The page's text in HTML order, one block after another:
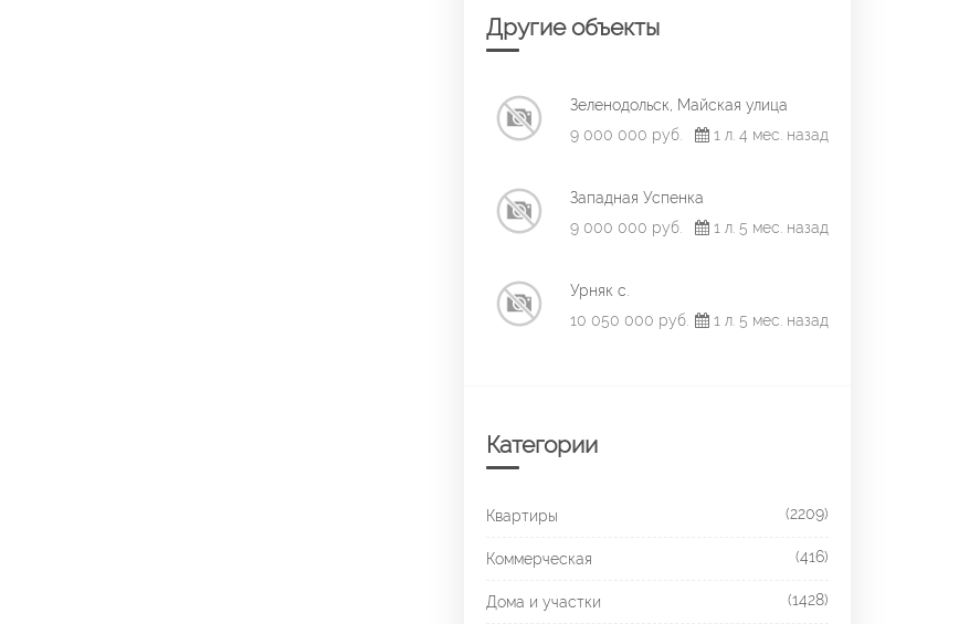
Другие объекты
Зеленодольск, Майская улица
9 000 000 руб.
1 л. 4 мес. назад
Западная Успенка
9 000 000 руб.
1 л. 5 мес. назад
Урняк с.
10 050 000 руб.
1 л. 5 мес. назад
Категории
Квартиры (2209)
Коммерческая (416)
Дома и участки (1428)